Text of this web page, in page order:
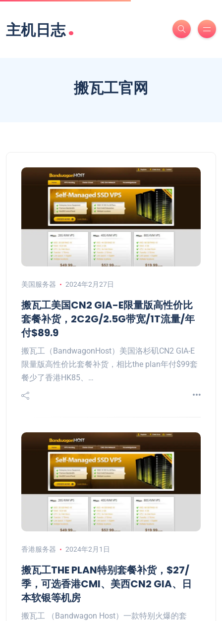
主机日志.
搬瓦工官网
美国服务器 2024年2月27日
搬瓦工美国CN2 GIA-E限量版高性价比
套餐补货，2C2G/2.5G带宽/1T流量/年
付$89.9
搬瓦工（BandwagonHost）美国洛杉矶CN2 GIA-E
限量版高性价比套餐补货，相比the plan年付$99套
餐少了香港HK85、…
香港服务器 2024年2月1日
搬瓦工THE PLAN特别套餐补货，$27/
季，可选香港CMI、美西CN2 GIA、日
本软银等机房
搬瓦工 （Bandwagon Host）一款特别火爆的套